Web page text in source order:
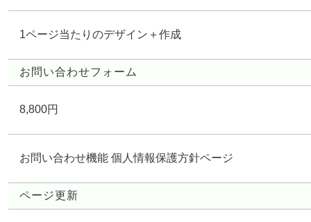
1ページ当たりのデザイン＋作成
お問い合わせフォーム
8,800円
お問い合わせ機能 個人情報保護方針ページ
ページ更新